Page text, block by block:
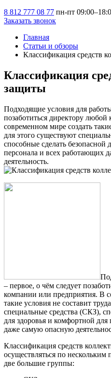
8 812 777 08 77 пн-пт
Заказать звонок
Главная
Статьи и обзоры
Классификация средств
Классификация
защиты
Подходящие условия для
позаботиться директору
современном мире создать
для этого существуют
способные сделать безопасной
персонала и всех работающих
деятельность.
– первое, о чём следует
компании или предприятия. В
такие условия не составит
специальные средства (СКЗ),
для здоровья и комфортной
даже самую опасную
Классификация средств
осуществляться по
две большие группы: